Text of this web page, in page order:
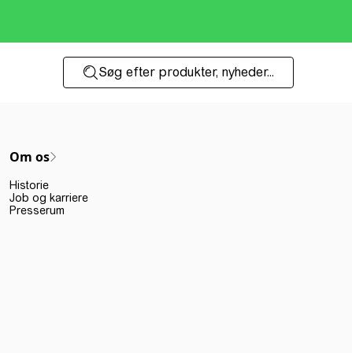
Søg efter produkter, nyheder...
Om os
Historie
Job og karriere
Presserum